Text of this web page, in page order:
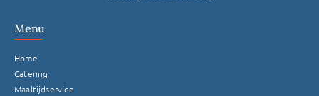
Regio Sint Anthonis
Menu
Home
Catering
Maaltijdservice